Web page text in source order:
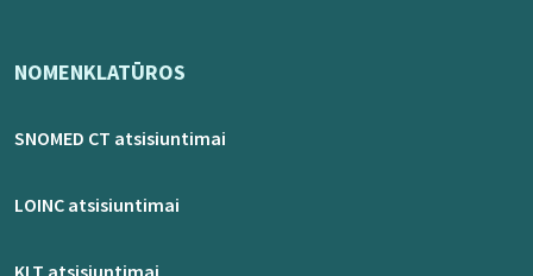
NOMENKLATŪROS
SNOMED CT atsisiuntimai
LOINC atsisiuntimai
KLT atsisiuntimai